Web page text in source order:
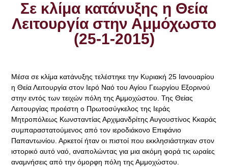
Σε κλίμα κατάνυξης η Θεία
Λειτουργία στην Αμμόχωστο
(25-1-2015)
Μέσα σε κλίμα κατάνυξης τελέστηκε την Κυριακή 25 Ιανουαρίου
η Θεία Λειτουργία στον Ιερό Ναό του Αγίου Γεωργίου Εξορινού
στην εντός των τειχών πόλη της Αμμοχώστου. Της Θείας
Λειτουργίας προέστη ο Πρωτοσύγκελος της Ιεράς
Μητροπόλεως Κωνσταντίας Αρχιμανδρίτης Αυγουστίνος Κκαράς
συμπαραστατούμενος από τον ιεροδιάκονο Επιφάνιο
Παπαντωνίου. Αρκετοί ήταν οι πιστοί που εκκλησιάστηκαν στον
ιστορικό αυτό ναό, αναπολώντας για μια ακόμη φορά τις ωραίες
αναμνήσεις από την όμορφη πόλη της Αμμοχώστου.